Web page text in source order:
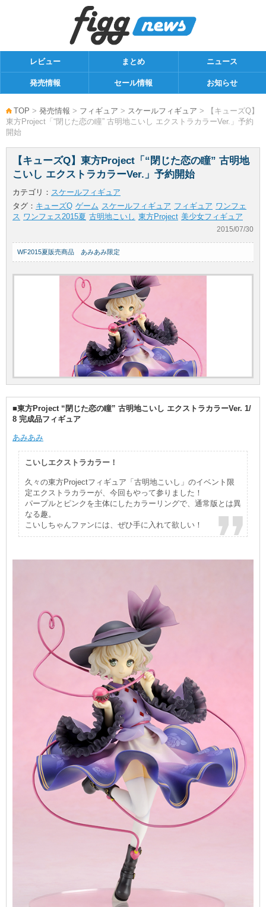
レビュー まとめ ニュース
発売情報 セール情報 お知らせ
TOP > 発売情報 > フィギュア > スケールフィギュア > 【キューズQ】
東方Project「“閉じた恋の瞳” 古明地こいし エクストラカラーVer.」予約
開始
【キューズQ】東方Project「“閉じた恋の瞳” 古明地
こいし エクストラカラーVer.」予約開始
カテゴリ： スケールフィギュア
タグ： キューズQ ゲーム スケールフィギュア フィギュア ワンフェ
ス ワンフェス2015夏 古明地こいし 東方Project 美少女フィギュア
2015/07/30
WF2015夏販売商品 あみあみ限定
■東方Project “閉じた恋の瞳” 古明地こいし エクストラカラーVer. 1/
8 完成品フィギュア
あみあみ
こいしエクストラカラー！
久々の東方Projectフィギュア「古明地こいし」のイベント限
定エクストラカラーが、今回もやって参りました！
パープルとピンクを主体にしたカラーリングで、通常版とは異
なる趣。
こいしちゃんファンには、ぜひ手に入れて欲しい！